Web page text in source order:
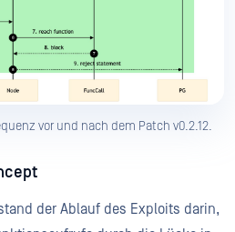
vor und nach dem Patch v0.2.12.
der Ablauf des Exploits darin,